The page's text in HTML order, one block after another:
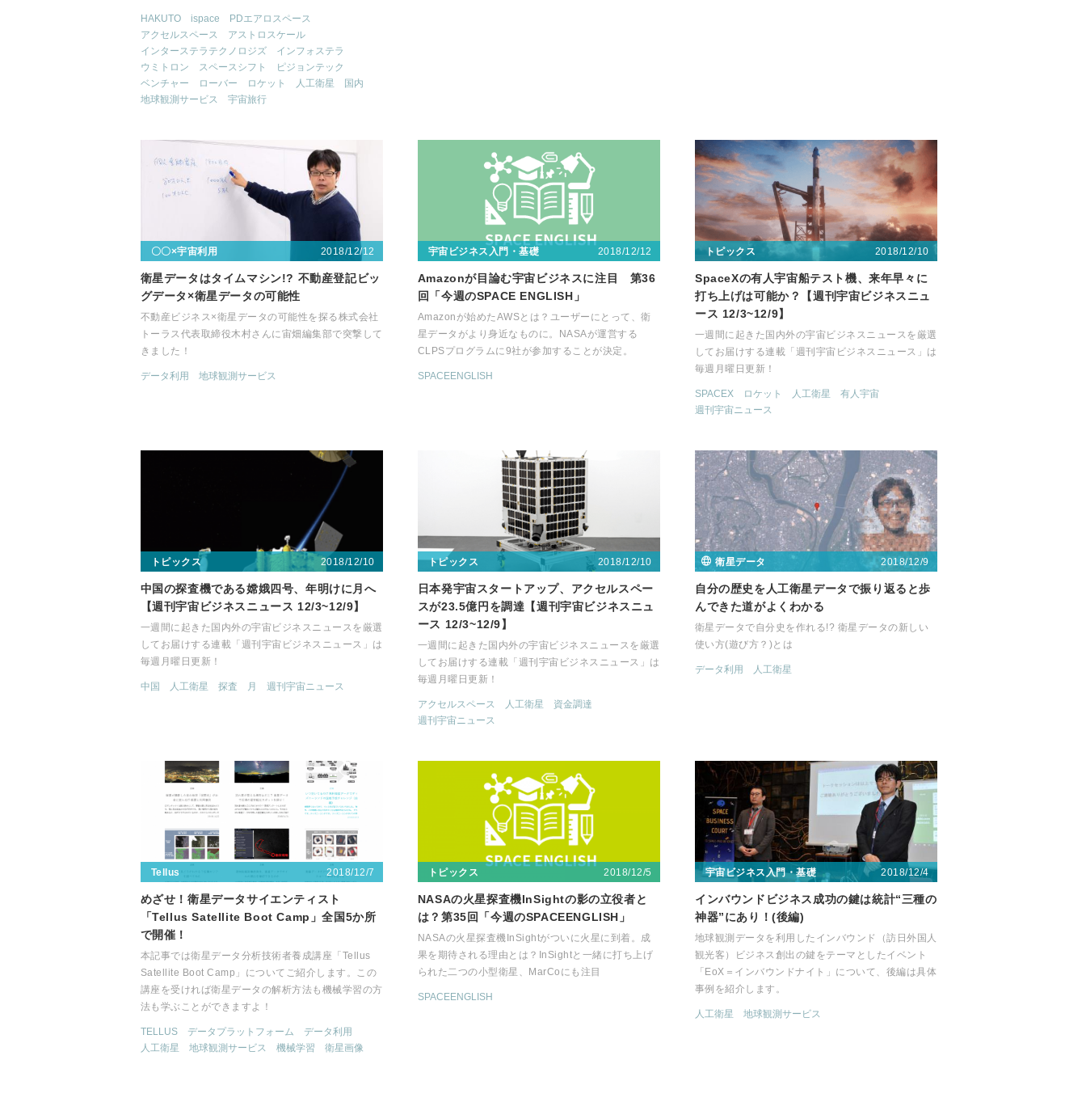
HAKUTO ispace
PDエアロスペース
アクセルスペース
アストロスケール
インターステラテクノロジズ
インフォステラ
ウミトロン
スペースシフト
ピジョンテック
ベンチャー
ローバー ロケット 人工衛星
国内
地球観測サービス
宇宙旅行
〇〇×宇宙利用 2018/12/12
衛星データはタイムマシン!? 不動産登記ビッ
グデータ×衛星データの可能性
不動産ビジネス×衛星データの可能性を探る株式会社
トーラス代表取締役木村さんに宙畑編集部で突撃して
きました！
データ利用 地球観測サービス
宇宙ビジネス入門・基礎 2018/12/12
Amazonが目論む宇宙ビジネスに注目 第36
回「今週のSPACE ENGLISH」
Amazonが始めたAWSとは？ユーザーにとって、衛
星データがより身近なものに。NASAが運営する
CLPSプログラムに9社が参加することが決定。
SPACEENGLISH
トピックス 2018/12/10
SpaceXの有人宇宙船テスト機、来年早々に
打ち上げは可能か？【週刊宇宙ビジネスニュ
ース 12/3~12/9】
一週間に起きた国内外の宇宙ビジネスニュースを厳選
してお届けする連載「週刊宇宙ビジネスニュース」は
毎週月曜日更新！
SPACEX ロケット 人工衛星
有人宇宙
週刊宇宙ニュース
トピックス 2018/12/10
中国の探査機である嫦娥四号、年明けに月へ
【週刊宇宙ビジネスニュース 12/3~12/9】
一週間に起きた国内外の宇宙ビジネスニュースを厳選
してお届けする連載「週刊宇宙ビジネスニュース」は
毎週月曜日更新！
中国 人工衛星 探査 月 週刊宇宙ニュース
トピックス 2018/12/10
日本発宇宙スタートアップ、アクセルスペー
スが23.5億円を調達【週刊宇宙ビジネスニュ
ース 12/3~12/9】
一週間に起きた国内外の宇宙ビジネスニュースを厳選
してお届けする連載「週刊宇宙ビジネスニュース」は
毎週月曜日更新！
アクセルスペース 人工衛星
資金調達
週刊宇宙ニュース
衛星データ 2018/12/9
自分の歴史を人工衛星データで振り返ると歩
んできた道がよくわかる
衛星データで自分史を作れる!? 衛星データの新しい
使い方(遊び方？)とは
データ利用 人工衛星
Tellus 2018/12/7
めざせ！衛星データサイエンティスト
「Tellus Satellite Boot Camp」全国5か所
で開催！
本記事では衛星データ分析技術者養成講座「Tellus
Satellite Boot Camp」についてご紹介します。この
講座を受ければ衛星データの解析方法も機械学習の方
法も学ぶことができますよ！
TELLUS データプラットフォーム
データ利用
人工衛星
地球観測サービス 機械学習 衛星画像
トピックス 2018/12/5
NASAの火星探査機InSightの影の立役者と
は？第35回「今週のSPACEENGLISH」
NASAの火星探査機InSightがついに火星に到着。成
果を期待される理由とは？InSightと一緒に打ち上げ
られた二つの小型衛星、MarCoにも注目
SPACEENGLISH
宇宙ビジネス入門・基礎 2018/12/4
インバウンドビジネス成功の鍵は統計“三種の
神器”にあり！(後編)
地球観測データを利用したインバウンド（訪日外国人
観光客）ビジネス創出の鍵をテーマとしたイベント
「EoX＝インバウンドナイト」について、後編は具体
事例を紹介します。
人工衛星 地球観測サービス